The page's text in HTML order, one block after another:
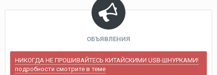
ОБЪЯВЛЕНИЯ
НИКОГДА НЕ ПРОШИВАЙТЕСЬ КИТАЙСКИМИ USB-ШНУРКАМИ!
подробности смотрите в теме